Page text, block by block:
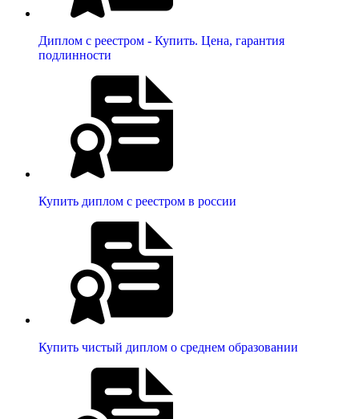
Диплом с реестром - Купить. Цена, гарантия
подлинности
Купить диплом с реестром в россии
Купить чистый диплом о среднем образовании